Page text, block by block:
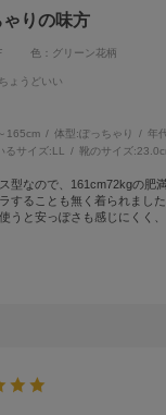
りの味方
色：グリーン花柄
ょうどいい
165cm 体型:ぽっちゃり 年
るサイズ:LL 靴のサイズ:
型なので、161cm72kgの肥
することも無く着られまし
と安っぽさも感じにくく、